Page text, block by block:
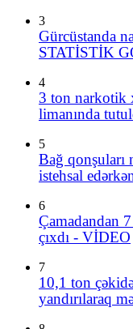
3
Gürcüstanda
STATİSTİK
4
3 ton narkotik
limanında
5
Bağ qonşuları
istehsal
6
Çamadandan
çıxdı - VİDEO
7
10,1 ton
yandırılaraq